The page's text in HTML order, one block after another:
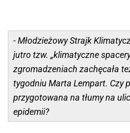
- Młodzieżowy Strajk
jutro tzw. „klimatyczne
zgromadzeniach zachęcała
tygodniu Marta Lempart. Czy
przygotowana na tłumy na
epidemii?